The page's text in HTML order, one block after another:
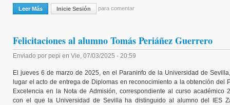
Leer Más Sobre Carrera Solidaria Organizada Por Alumnos Para Recaudar
Inicie Sesión para comentar
Felicitaciones al alumno Tomás Periáñez Guerrero
Enviado por pepi en Vie, 07/03/2025 - 20:59
El jueves 6 de marzo de 2025, en el Paraninfo de la Universidad de
lugar el acto de entrega de Diplomas en reconocimiento a la obtención del
Excelencia en la Nota de Admisión, correspondiente al curso académico
con el que la Universidad de Sevilla ha distinguido al alumno del IES